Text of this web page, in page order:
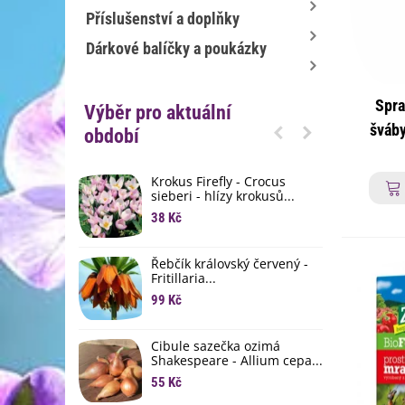
Příslušenství a doplňky
Dárkové balíčky a poukázky
Výběr pro aktuální
období
Krokus Firefly - Crocus
sieberi - hlízy krokusů...
38 Kč
Řebčík královský červený -
Fritillaria...
99 Kč
Cibule sazečka ozimá
Shakespeare - Allium cepa...
55 Kč